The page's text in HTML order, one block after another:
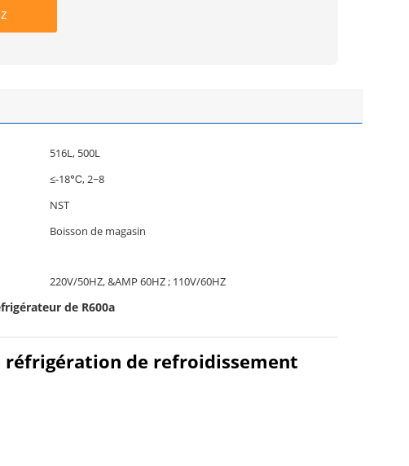
516L, 500L
≤-18℃, 2~8
NST
Boisson de magasin
220V/50HZ, &AMP 60HZ ; 110V/60HZ
de R600a
de refroidissement